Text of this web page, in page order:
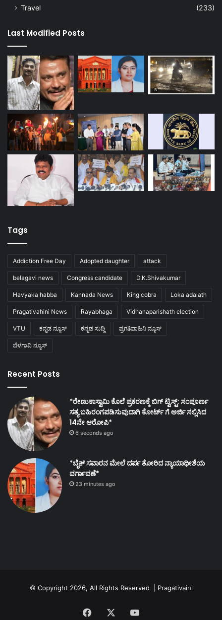
Travel
(233)
Last Modified Posts
Tags
Addiction Free Day Adopted daughter attack
belagavi news Congress candidate D.K.Shivakumar
Havyaka habba Kannada News King cobra Loka adalath
Pragativahini News Rayabhaga Vidhanaparishath election
VTU ಕನ್ನಡ ನ್ಯೂಸ್ ಕನ್ನಡ ಸುದ್ದಿ ಪ್ರಗತಿವಾಹಿನಿ ನ್ಯೂಸ್
ಬೆಳಗಾವಿ ನ್ಯೂಸ್
Recent Posts
*ರೇಣುಕಾಸ್ವಾಮಿ ಕೊಲೆ ಪ್ರಕರಣಕ್ಕೆ ಬಿಗ್ ಟ್ವಿಸ್ಟ್: ಸಂಪೂರ್ಣ
ಸತ್ಯ ಬಹಿರಂಗಪಡಿಸುವುದಾಗಿ ಕೋರ್ಟ್ ಗೆ ಅರ್ಜಿ ಸಲ್ಲಿಸಿದ
14ನೇ ಆರೋಪಿ*
6 seconds ago
*ಬೈಕ್ ಸವಾರನ ಮೇಲೆ ದರ್ಪ ತೋರಿದ ನ್ಯಾಯಾಧೀಶೆಯ
ವರ್ಗಾವಣೆ*
23 minutes ago
© Copyright 2026, All Rights Reserved | Pragativaini
Facebook YouTube